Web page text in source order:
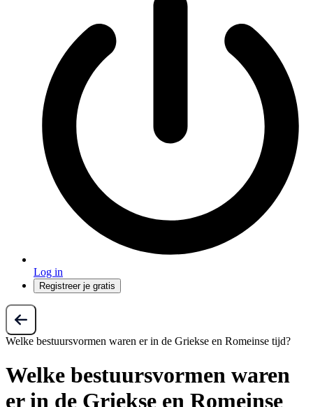
Log in
Registreer je gratis
Welke bestuursvormen waren er in de Griekse en Romeinse tijd?
Welke bestuursvormen waren
er in de Griekse en Romeinse